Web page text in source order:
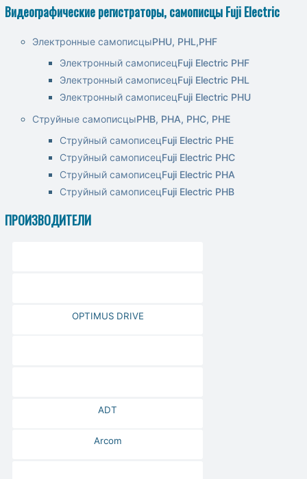
Видеографические регистраторы, самописцы Fuji Electric
Электронные самописцыPHU, PHL,PHF
Электронный самописецFuji Electric PHF
Электронный самописецFuji Electric PHL
Электронный самописецFuji Electric PHU
Струйные самописцыPHB, PHA, PHC, PHE
Струйный самописецFuji Electric PHE
Струйный самописецFuji Electric PHC
Струйный самописецFuji Electric PHA
Струйный самописецFuji Electric PHB
ПРОИЗВОДИТЕЛИ
OPTIMUS DRIVE
ADT
Arcom